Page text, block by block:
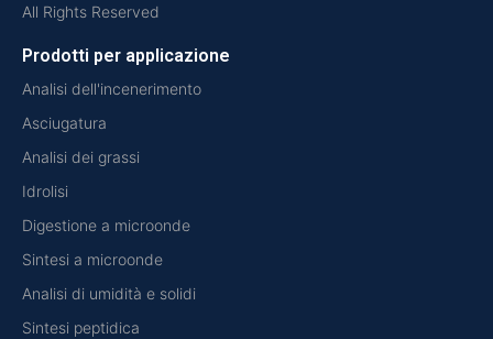
All Rights Reserved
Prodotti per applicazione
Analisi dell'incenerimento
Asciugatura
Analisi dei grassi
Idrolisi
Digestione a microonde
Sintesi a microonde
Analisi di umidità e solidi
Sintesi peptidica